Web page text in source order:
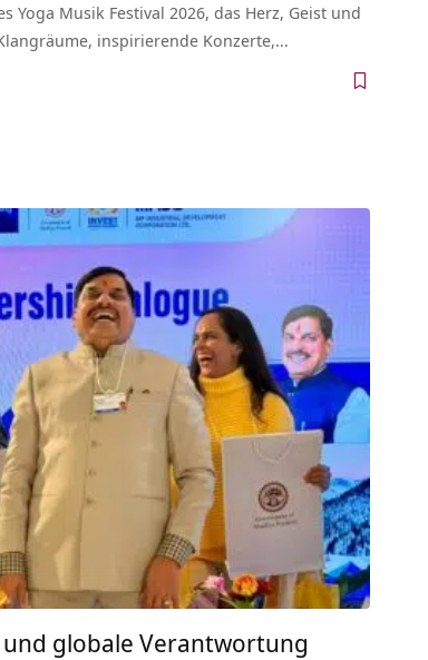
Yoga Musik Festival 2026, das Herz, Geist und
inspirierende Konzerte,…
und globale Verantwortung